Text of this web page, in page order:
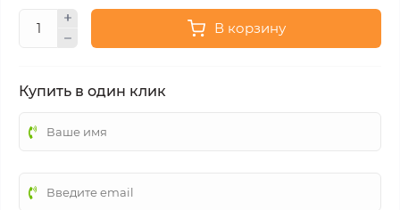
В корзину
Купить в один клик